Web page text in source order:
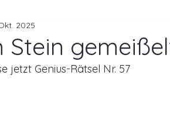
Stein
2025
jetzt Genius-Rätsel Nr. 57